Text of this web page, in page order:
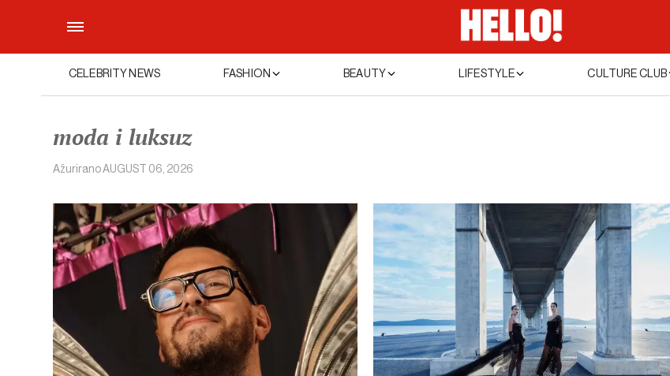
CELEBRITY NEWS FASHION BEAUTY LIFESTYLE CULTURE CLUB
moda i luksuz
AžuriranoAUGUST 06, 2026